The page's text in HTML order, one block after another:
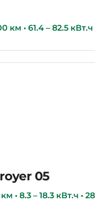
км • 61.4 – 82.5 кВт.ч
05
• 8.3 – 18.3 кВт.ч •